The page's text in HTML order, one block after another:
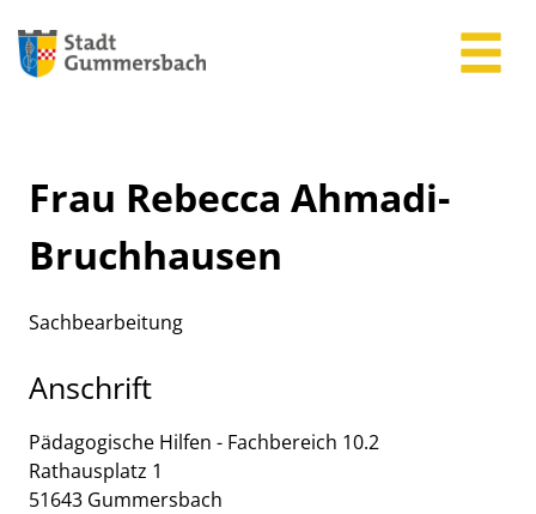
Frau Rebecca Ahmadi-
Bruchhausen
Sachbearbeitung
Anschrift
Pädagogische Hilfen - Fachbereich 10.2
Rathausplatz 1
51643 Gummersbach